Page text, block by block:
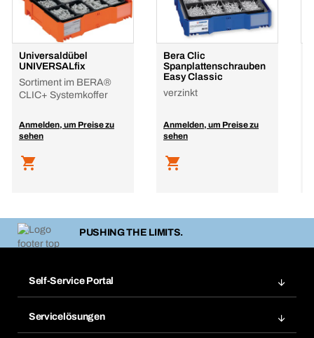
Universaldübel
UNIVERSALfix
Sortiment im BERA®
CLIC+ Systemkoffer
Anmelden, um Preise zu
sehen
Bera Clic
Spanplattenschrauben
Easy Classic
verzinkt
Anmelden, um Preise zu
sehen
PUSHING THE LIMITS.
Self-Service Portal
Servicelösungen